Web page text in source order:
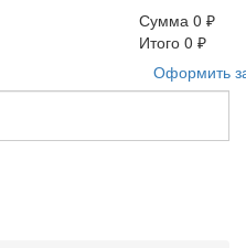
Сумма 0 ₽
Итого 0 ₽
Оформить